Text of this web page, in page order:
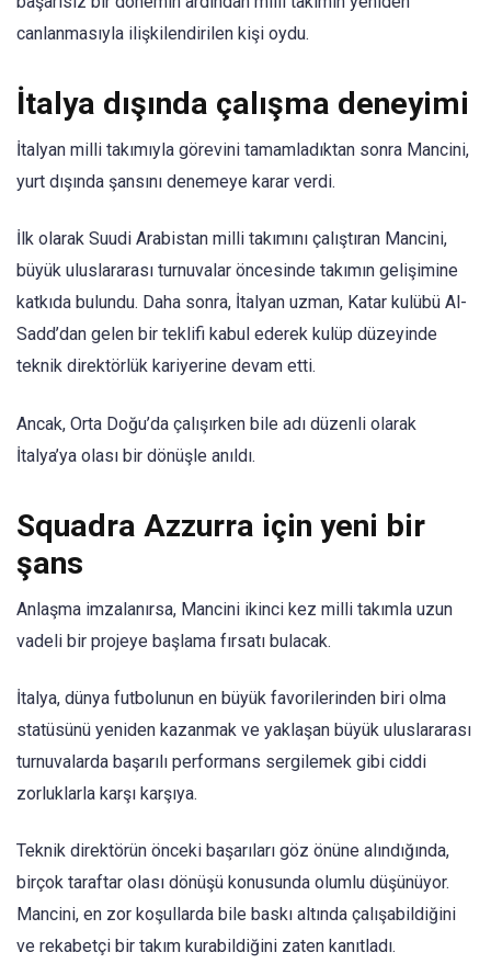
canlanmasıyla ilişkilendirilen kişi oydu.
İtalya dışında çalışma deneyimi
İtalyan milli takımıyla görevini tamamladıktan sonra Mancini,
yurt dışında şansını denemeye karar verdi.
İlk olarak Suudi Arabistan milli takımını çalıştıran Mancini,
büyük uluslararası turnuvalar öncesinde takımın gelişimine
katkıda bulundu. Daha sonra, İtalyan uzman, Katar kulübü Al-
Sadd’dan gelen bir teklifi kabul ederek kulüp düzeyinde
teknik direktörlük kariyerine devam etti.
Ancak, Orta Doğu’da çalışırken bile adı düzenli olarak
İtalya’ya olası bir dönüşle anıldı.
Squadra Azzurra için yeni bir
şans
Anlaşma imzalanırsa, Mancini ikinci kez milli takımla uzun
vadeli bir projeye başlama fırsatı bulacak.
İtalya, dünya futbolunun en büyük favorilerinden biri olma
statüsünü yeniden kazanmak ve yaklaşan büyük uluslararası
turnuvalarda başarılı performans sergilemek gibi ciddi
zorluklarla karşı karşıya.
Teknik direktörün önceki başarıları göz önüne alındığında,
birçok taraftar olası dönüşü konusunda olumlu düşünüyor.
Mancini, en zor koşullarda bile baskı altında çalışabildiğini
ve rekabetçi bir takım kurabildiğini zaten kanıtladı.